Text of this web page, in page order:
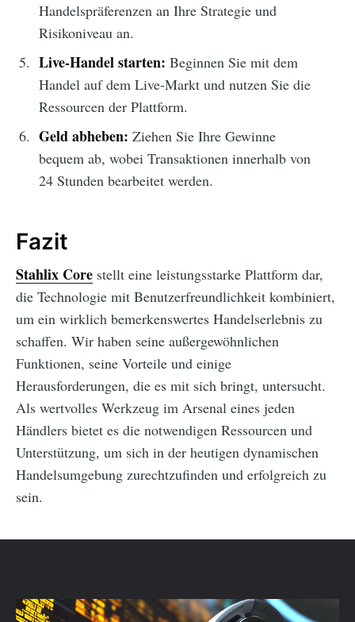
Handelspräferenzen an Ihre Strategie und
Risikoniveau an.
Live-Handel starten: Beginnen Sie mit dem
Handel auf dem Live-Markt und nutzen Sie die
Ressourcen der Plattform.
Geld abheben: Ziehen Sie Ihre Gewinne
bequem ab, wobei Transaktionen innerhalb von
24 Stunden bearbeitet werden.
Fazit
Stahlix Core stellt eine leistungsstarke Plattform dar,
die Technologie mit Benutzerfreundlichkeit kombiniert,
um ein wirklich bemerkenswertes Handelserlebnis zu
schaffen. Wir haben seine außergewöhnlichen
Funktionen, seine Vorteile und einige
Herausforderungen, die es mit sich bringt, untersucht.
Als wertvolles Werkzeug im Arsenal eines jeden
Händlers bietet es die notwendigen Ressourcen und
Unterstützung, um sich in der heutigen dynamischen
Handelsumgebung zurechtzufinden und erfolgreich zu
sein.